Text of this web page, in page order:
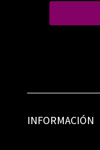
INFORMACIÓN